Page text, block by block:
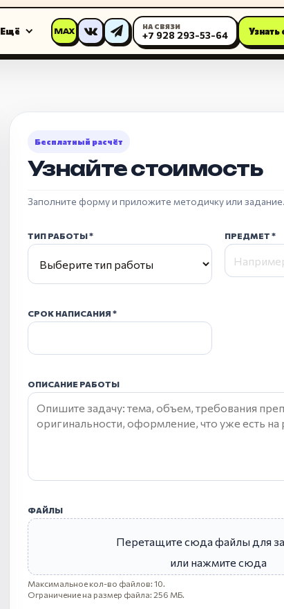
Ещё MAX
НА СВЯЗИ
+7 928 293-53-64 Узнать
Бесплатный расчёт
Узнайте стоимость
Заполните форму и приложите методичку или задание.
ТИП РАБОТЫ ПРЕДМЕТ
СРОК НАПИСАНИЯ
ОПИСАНИЕ РАБОТЫ
ФАЙЛЫ
Перетащите сюда файлы для
или нажмите сюда
Максимальное кол-во файлов: 10.
Ограничение на размер файла: 256 МБ.